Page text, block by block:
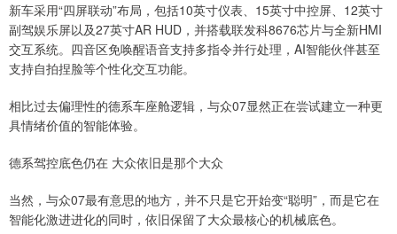
新车采用“四屏联动”布局，包括10英寸仪表、15英寸中控屏、12英寸
副驾娱乐屏以及27英寸AR HUD，并搭载联发科8676芯片与全新HMI
交互系统。四音区免唤醒语音支持多指令并行处理，AI智能伙伴甚至
支持自拍捏脸等个性化交互功能。
相比过去偏理性的德系车座舱逻辑，与众07显然正在尝试建立一种更
具情绪价值的智能体验。
德系驾控底色仍在 大众依旧是那个大众
当然，与众07最有意思的地方，并不只是它开始变“聪明”，而是它在
智能化激进进化的同时，依旧保留了大众最核心的机械底色。